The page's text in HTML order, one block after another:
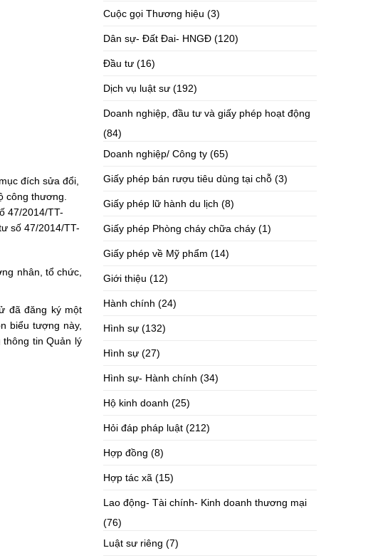
đích sửa đổi,
công thương.
47/2014/TT-
số 47/2014/TT-
nhân, tổ chức,
đã đăng ký một
biểu tượng này,
tin Quản lý
Cuộc gọi Thương hiệu (3)
Dân sự- Đất Đai- HNGĐ (120)
Đầu tư (16)
Dịch vụ luật sư (192)
Doanh nghiệp, đầu tư và giấy phép hoạt động
(84)
Doanh nghiệp/ Công ty (65)
Giấy phép bán rượu tiêu dùng tại chỗ (3)
Giấy phép lữ hành du lịch (8)
Giấy phép Phòng cháy chữa cháy (1)
Giấy phép về Mỹ phẩm (14)
Giới thiệu (12)
Hành chính (24)
Hình sự (132)
Hình sự (27)
Hình sự- Hành chính (34)
Hộ kinh doanh (25)
Hỏi đáp pháp luật (212)
Hợp đồng (8)
Hợp tác xã (15)
Lao động- Tài chính- Kinh doanh thương mại
(76)
Luật sư riêng (7)